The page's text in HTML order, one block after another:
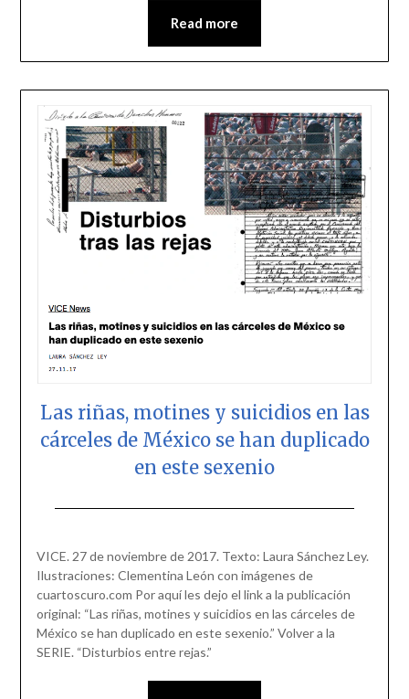
Read more
Las riñas, motines y suicidios en las
cárceles de México se han duplicado
en este sexenio
November
27,
2017
VICE. 27 de noviembre de 2017. Texto: Laura Sánchez Ley.
Ilustraciones: Clementina León con imágenes de
cuartoscuro.com Por aquí les dejo el link a la publicación
original: “Las riñas, motines y suicidios en las cárceles de
México se han duplicado en este sexenio.” Volver a la
SERIE. “Disturbios entre rejas.”